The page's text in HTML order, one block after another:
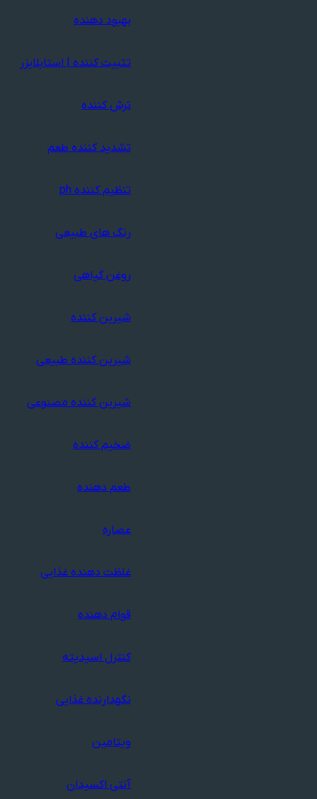
بهبود دهنده
تثبیت کننده | استابلایزر
ترش کننده
تشدید کننده طعم
تنظیم کننده ph
رنگ های طبیعی
روغن گیاهی
شیرین کننده
شیرین کننده طبیعی
شیرین کننده مصنوعی
ضخیم کننده
طعم دهنده
عصاره
غلظت دهنده غذایی
قوام دهنده
کنترل اسیدیته
نگهدارنده غذایی
ویتامین
آنتی اکسیدان